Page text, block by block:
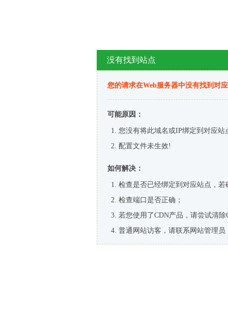
没有找到站点
您的请求在Web服务器中没有找到对
可能原因：
您没有将此域名或IP绑定到对应站
配置文件未生效!
如何解决：
检查是否已经绑定到对应站点，
检查端口是否正确；
若您使用了CDN产品，请尝试清除
普通网站访客，请联系网站管理员